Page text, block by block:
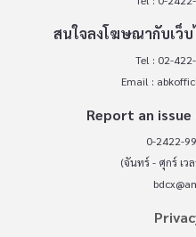
สนใจลงโฆษณากับเว็บ
Tel : 02-
Email :
Report an
0-2422-
(จันทร์ - ศุกร์ เว